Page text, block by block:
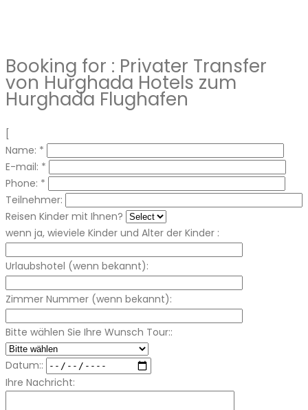
Booking for : Privater Transfer
von Hurghada Hotels zum
Hurghada Flughafen
Name: *
E-mail: *
Phone: *
Teilnehmer:
Reisen Kinder mit Ihnen?
wenn ja, wieviele Kinder und Alter der Kinder :
Urlaubshotel (wenn bekannt):
Zimmer Nummer (wenn bekannt):
Bitte wählen Sie Ihre Wunsch Tour::
Datum::
Ihre Nachricht: